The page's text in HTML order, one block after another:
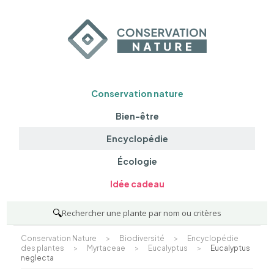
Conservation nature
Bien-être
Encyclopédie
Écologie
Idée cadeau
🔍Rechercher une plante par nom ou critères
Conservation Nature > Biodiversité >
Encyclopédie
des plantes
> Myrtaceae > Eucalyptus >
Eucalyptus
neglecta